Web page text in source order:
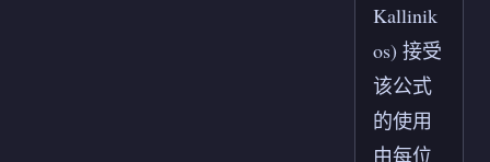
Kallinik
os) 接受
该公式
的使用
由每位